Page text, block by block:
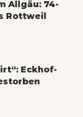
Allgäu: 74-
Rottweil
Eckhof-